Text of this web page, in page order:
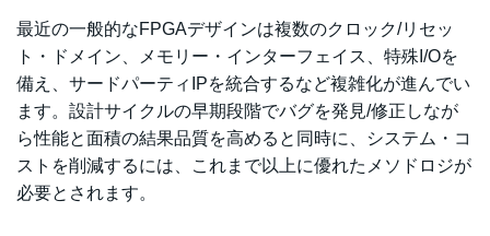
最近の一般的なFPGAデザインは複数のクロック/リセッ
ト・ドメイン、メモリー・インターフェイス、特殊I/Oを
備え、サードパーティIPを統合するなど複雑化が進んでい
ます。設計サイクルの早期段階でバグを発見/修正しなが
ら性能と面積の結果品質を高めると同時に、システム・コ
ストを削減するには、これまで以上に優れたメソドロジが
必要とされます。